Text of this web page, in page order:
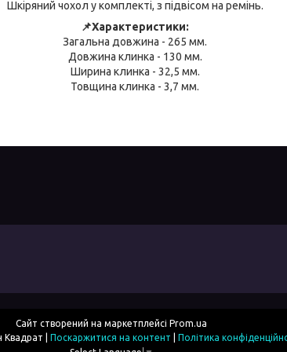
Шкіряний чохол у комплекті, з підвісом на ремінь.
📌Характеристики:
Загальна довжина - 265 мм.
Довжина клинка - 130 мм.
Ширина клинка - 32,5 мм.
Товщина клинка - 3,7 мм.
Сайт створений на маркетплейсі Prom.ua
Поскаржитися на контент
Політика